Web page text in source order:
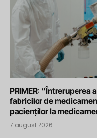
PRIMER: “Întreruperea
fabricilor de
pacienților la
7 august 2026